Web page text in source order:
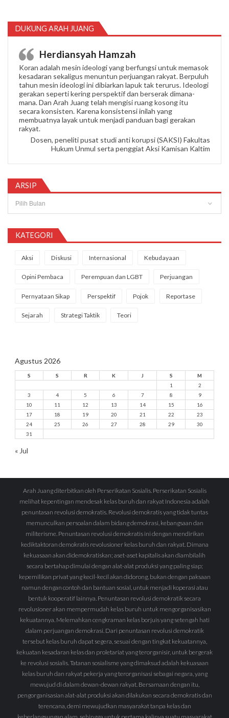
DUKUNG ARAH JUANG
Herdiansyah Hamzah
Koran adalah mesin ideologi yang berfungsi untuk memasok
kesadaran sekaligus menuntun perjuangan rakyat. Berpuluh
tahun mesin ideologi ini dibiarkan lapuk tak terurus. Ideologi
gerakan seperti kering perspektif dan berserak dimana-
mana. Dan Arah Juang telah mengisi ruang kosong itu
secara konsisten. Karena konsistensi inilah yang
membuatnya layak untuk menjadi panduan bagi gerakan
rakyat.
Dosen, peneliti pusat studi anti korupsi (SAKSI) Fakultas
Hukum Unmul serta penggiat Aksi Kamisan Kaltim
ARSIP
KATEGORI
Aksi Diskusi Internasional Kebudayaan
Opini Pembaca Perempuan dan LGBT Perjuangan
Pernyataan Sikap Perspektif Pojok Reportase
Sejarah Strategi Taktik Teori
Agustus 2026
S S R K J S
M
1
2
3
4 5 6 7 8
9
10
11 12 13 14 15
16
17
18 19 20 21 22
23
24
25 26 27 28 29
30
31
« Jul
Arah Juang diterbitkan oleh Perserikatan Sosialis. Perserikatan Sosialis
melihat kepentingan mendesak kelas buruh dan rakyat Indonesia adalah
penuntasan revolusi demokratis. Revolusi demokratis yang tidak tuntas
memunculkan persoalan dalam bidang demokrasi, kebangsaan dan
militerisme. Penuntasan revolusi demokratis ini dengan mendirikan
kediktaktoran demokratis revolusioner kelas buruh dan rakyat. Dimana
kekuasaan akan didemokratiskan; aset-aset kapitalis akan diambilalih
secara bertahap dimulai dengan alat-alat produksi yang paling siap;
kepemilikan privat yang kecil-kecil akan didorong, bukan dengan paksaan
namun dengan contoh dan bantuan sosial, untuk menjadi koperasi atau
bentuk kooperatif lainnya. Penuntasan revolusi demokratik secara
revolusioner akan mempermudah kelas buruh untuk mengorganisasikan
kekuatannya. Melemahkan cengkraman kelas borjuis yang setengah hati
dalam perjuangan demokrasi. Dari penuntasan revolusi demokratik
tersebut kelas buruh dapat segera, sesuai dengan tingkat kekuatannya,
kekuatan kesadaran kelas dan proletariat yang terorganisir, untuk bergerak
ke revolusi sosialis. Tatanan sosialisme yang dimaksud adalah kekuasaan
kelas buruh dan rakyat pekerja yang terorganisasi sebagai negara, yang
mewujud di dalam dewan-dewan rakyat. Bersamaan dengan itu,
pengorganisasian alat-alat produksi akan dilakukan secara demokratis dan
terencana, demi mewujudkan masyarakat tanpa kelas dan